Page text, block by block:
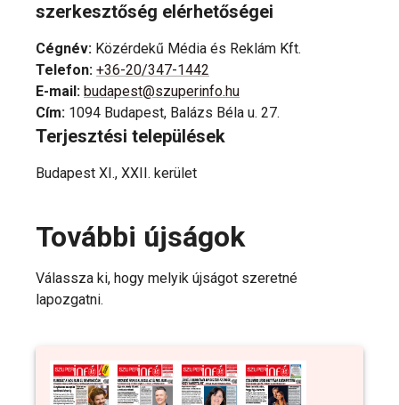
szerkesztőség elérhetőségei
Cégnév: Közérdekű Média és Reklám Kft.
Telefon: +36-20/347-1442
E-mail: budapest@szuperinfo.hu
Cím: 1094 Budapest, Balázs Béla u. 27.
Terjesztési települések
Budapest XI., XXII. kerület
További újságok
Válassza ki, hogy melyik újságot szeretné
lapozgatni.